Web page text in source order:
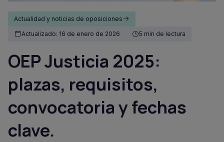
Actualidad y noticias de oposiciones
Actualizado: 16 de enero de 2026
5 min de lectura
OEP Justicia 2025:
plazas, requisitos,
convocatoria y fechas
clave.